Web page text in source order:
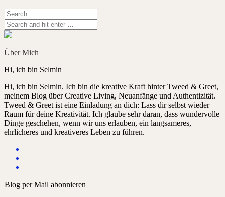
Über Mich
Hi, ich bin Selmin
Hi, ich bin Selmin. Ich bin die kreative Kraft hinter Tweed & Greet,
meinem Blog über Creative Living, Neuanfänge und Authentizität.
Tweed & Greet ist eine Einladung an dich: Lass dir selbst wieder
Raum für deine Kreativität. Ich glaube sehr daran, dass wundervolle
Dinge geschehen, wenn wir uns erlauben, ein langsameres,
ehrlicheres und kreativeres Leben zu führen.
Blog per Mail abonnieren